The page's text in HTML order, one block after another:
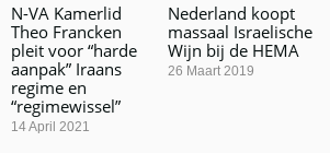
N-VA Kamerlid
Theo Francken
pleit voor “harde
aanpak” Iraans
regime en
“regimewissel”
14 April 2021
Nederland koopt
massaal Israelische
Wijn bij de HEMA
26 Maart 2019